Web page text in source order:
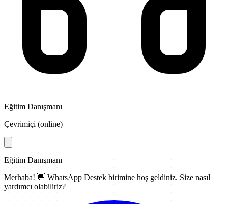
Eğitim Danışmanı
Çevrimiçi (online)
Eğitim Danışmanı
Merhaba! 👋 WhatsApp Destek birimine hoş geldiniz. Size nasıl
yardımcı olabiliriz?